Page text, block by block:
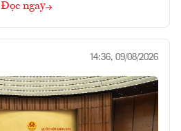
Đọc ngay
14:36, 09/08/2026